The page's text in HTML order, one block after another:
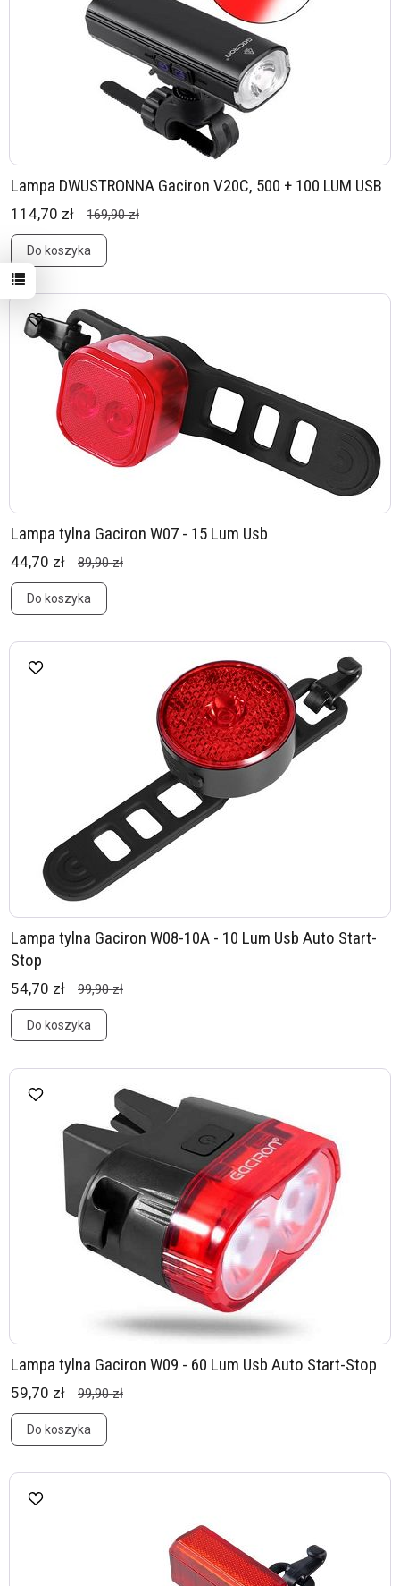
Lampa DWUSTRONNA Gaciron V20C, 500 + 100 LUM USB
114,70 zł 169,90 zł
Do koszyka
Lampa tylna Gaciron W07 - 15 Lum Usb
44,70 zł 89,90 zł
Do koszyka
Lampa tylna Gaciron W08-10A - 10 Lum Usb Auto Start-
Stop
54,70 zł 99,90 zł
Do koszyka
Lampa tylna Gaciron W09 - 60 Lum Usb Auto Start-Stop
59,70 zł 99,90 zł
Do koszyka